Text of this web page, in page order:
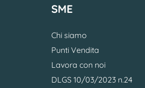
SME
Chi siamo
Punti Vendita
Lavora con noi
DLGS 10/03/2023 n.24